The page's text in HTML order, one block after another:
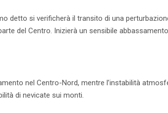
detto si verificherà il transito di una
del Centro. Inizierà un sensibile
nel Centro-Nord, mentre l’instabilità
di nevicate sui monti.